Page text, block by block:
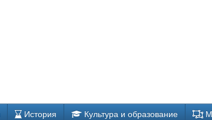
История Культура и образование